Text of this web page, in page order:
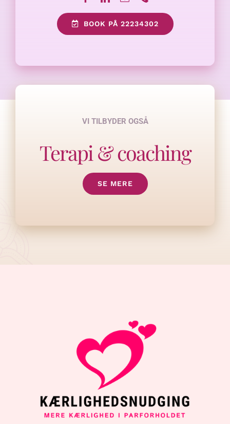
BOOK PÅ 22234302
VI TILBYDER OGSÅ
Terapi & coaching
SE MERE